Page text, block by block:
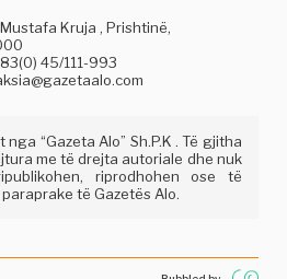
Kruja , Prishtinë,
45/111-993
“Gazeta Alo” Sh.P.K . Të gjitha
me të drejta autoriale dhe nuk
riprodhohen ose të
të Gazetës Alo.